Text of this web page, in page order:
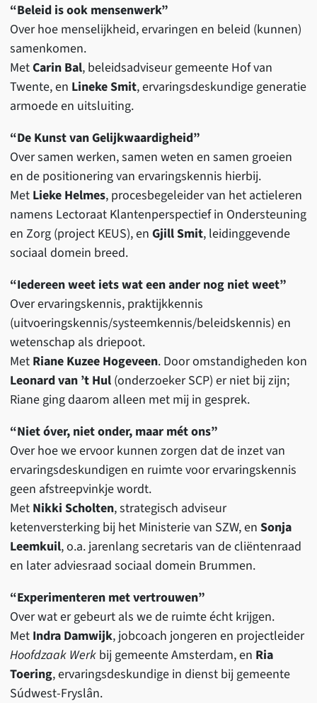
“Beleid is ook mensenwerk”
Over hoe menselijkheid, ervaringen en beleid (kunnen)
samenkomen.
MetCarin Bal, beleidsadviseur gemeente Hof van
Twente, en Lineke Smit, ervaringsdeskundige generatie
armoede en uitsluiting.
“De Kunst van Gelijkwaardigheid”
Over samen werken, samen weten en samen groeien
en de positionering van ervaringskennis hierbij.
Met Lieke Helmes, procesbegeleider van het actieleren
namens Lectoraat Klantenperspectief in Ondersteuning
en Zorg (project KEUS), en Gjill Smit, leidinggevende
sociaal domein breed.
“Iedereen weet iets wat een ander nog niet weet”
Over ervaringskennis, praktijkkennis
(uitvoeringskennis/systeemkennis/beleidskennis) en
wetenschap als driepoot.
Met Riane Kuzee Hogeveen. Door omstandigheden kon
Leonard van ’t Hul(onderzoeker SCP) er niet bij zijn;
Riane ging daarom alleen met mij in gesprek.
“Niet óver, niet onder, maar mét ons”
Over hoe we ervoor kunnen zorgen dat de inzet van
ervaringsdeskundigen en ruimte voor ervaringskennis
geen afstreepvinkje wordt.
Met Nikki Scholten, strategisch adviseur
ketenversterking bij het Ministerie van SZW, en Sonja
Leemkuil, o.a. jarenlang secretaris van de cliëntenraad
en later adviesraad sociaal domein Brummen.
“Experimenteren met vertrouwen”
Over wat er gebeurt als we de ruimte écht krijgen.
Met Indra Damwijk, jobcoach jongeren en projectleider
Hoofdzaak Werkbij gemeente Amsterdam, en Ria
Toering, ervaringsdeskundige in dienst bij gemeente
Súdwest-Fryslân.